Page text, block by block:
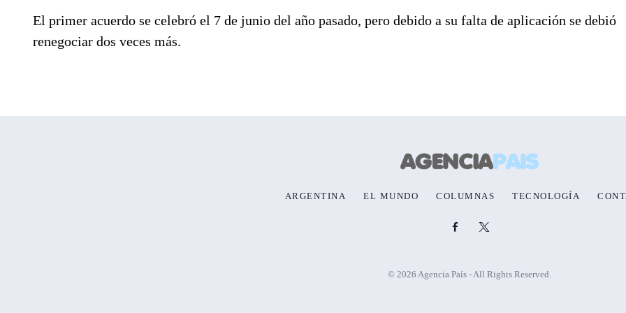
El primer acuerdo se celebró el 7 de junio del año pasado, pero debido a su falta de aplicación se debió
renegociar dos veces más.
ARGENTINA EL MUNDO COLUMNAS TECNOLOGÍA
© 2026 Agencia País - All Rights Reserved.